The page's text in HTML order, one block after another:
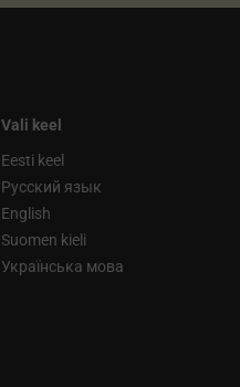
Vali keel
Eesti keel
Русский язык
English
Suomen kieli
Українська мова